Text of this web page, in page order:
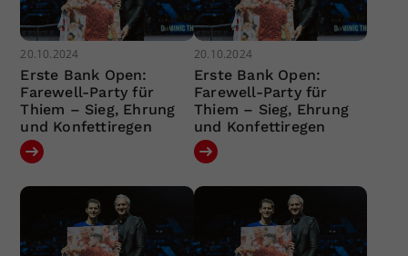
20.10.2024
Erste Bank Open:
Farewell-Party für
Thiem – Sieg, Ehrung
und Konfettiregen
20.10.2024
Erste Bank Open:
Farewell-Party für
Thiem – Sieg, Ehrung
und Konfettiregen